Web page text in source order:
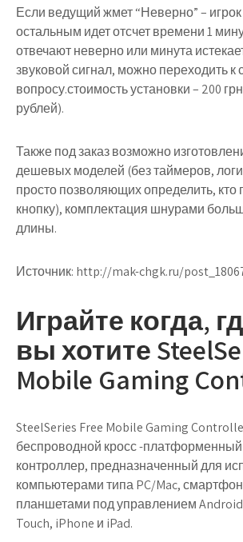
Если ведущий жмет “Неверно” – игрок
остальным идет отсчет времени 1
отвечают неверно или минута
звуковой сигнал, можно переходить
вопросу.стоимость установки – 200
рублей).
Также под заказ возможно
дешевых моделей (без таймеров,
просто позволяющих определить,
кнопку), комплектация шнурами
длины.
Источник: http://mak-chgk.ru/
Играйте когда,
вы хотите
Mobile Gaming
SteelSeries Free Mobile Gaming
беспроводной кросс -
контроллер, предназначенный для
компьютерами типа PC/Mac,
планшетами под управлением
Touch, iPhone и iPad.